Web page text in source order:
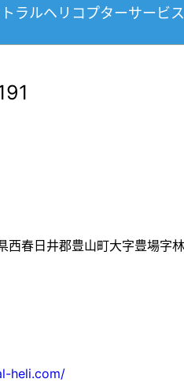
ラルヘリコプターサービ
春日井郡豊山町大字豊場字
heli.com/